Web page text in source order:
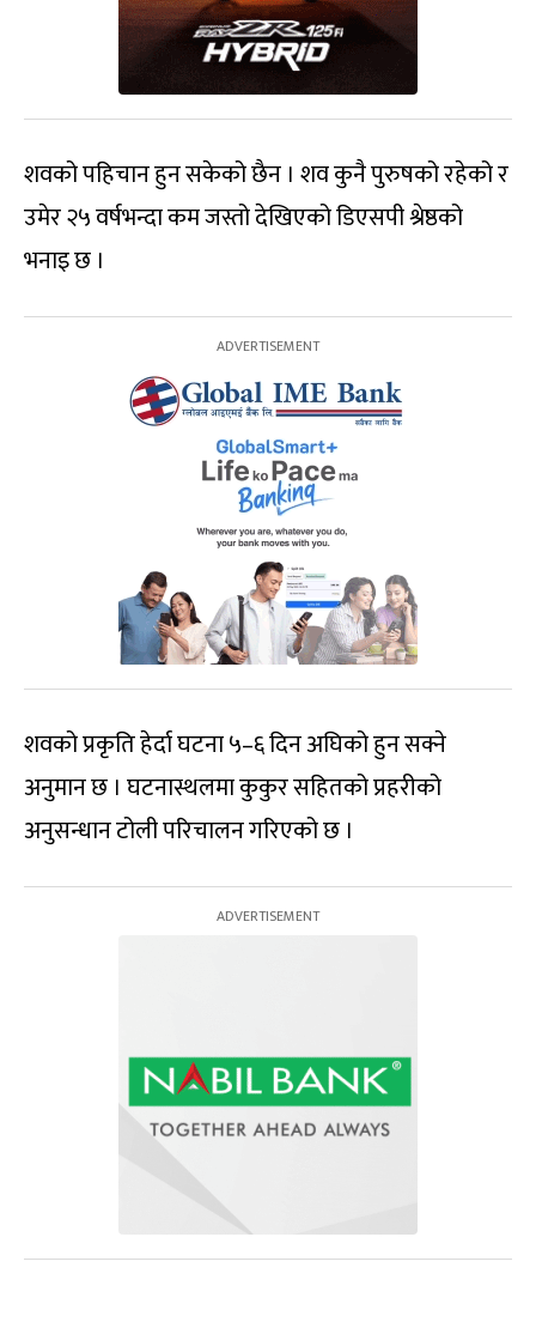
शवको पहिचान हुन सकेको छैन । शव कुनै पुरुषको रहेको र
उमेर २५ वर्षभन्दा कम जस्तो देखिएको डिएसपी श्रेष्ठको
भनाइ छ ।
शवको प्रकृति हेर्दा घटना ५–६ दिन अघिको हुन सक्ने
अनुमान छ । घटनास्थलमा कुकुर सहितको प्रहरीको
अनुसन्धान टोली परिचालन गरिएको छ ।